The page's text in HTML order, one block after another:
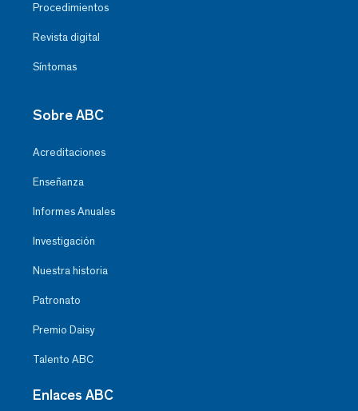
Procedimientos
Revista digital
Síntomas
Sobre ABC
Acreditaciones
Enseñanza
Informes Anuales
Investigación
Nuestra historia
Patronato
Premio Daisy
Talento ABC
Enlaces ABC